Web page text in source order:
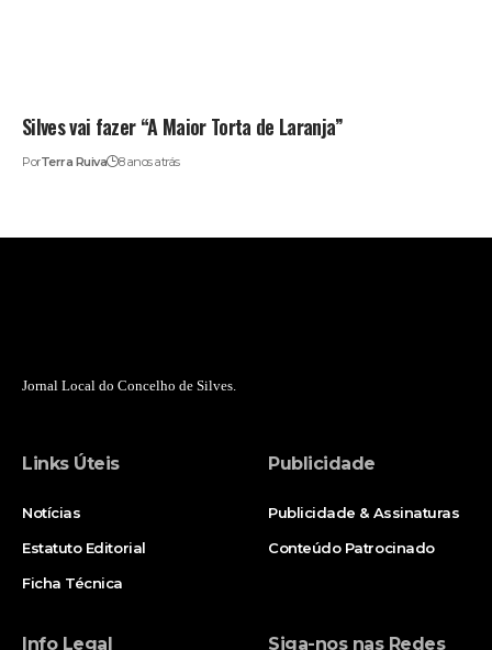
Silves vai fazer “A Maior Torta de Laranja”
PorTerra Ruiva 8 anos atrás
Jornal Local do Concelho de Silves.
Links Úteis
Notícias
Estatuto Editorial
Ficha Técnica
Publicidade
Publicidade & Assinaturas
Conteúdo Patrocinado
Info Legal Siga-nos nas Redes